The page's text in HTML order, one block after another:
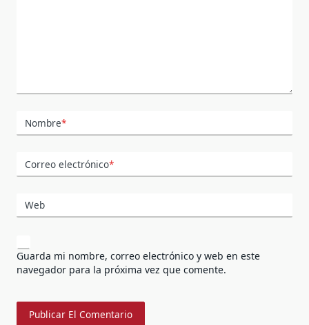
Nombre*
Correo electrónico*
Web
Guarda mi nombre, correo electrónico y web en este
navegador para la próxima vez que comente.